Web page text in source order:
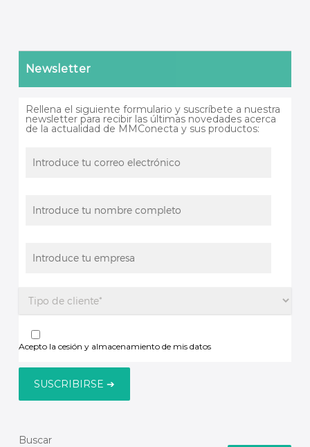
Newsletter
Rellena el siguiente formulario y suscríbete a nuestra
newsletter para recibir las últimas novedades acerca
de la actualidad de MMConecta y sus productos:
Acepto la cesión y almacenamiento de mis datos
Buscar